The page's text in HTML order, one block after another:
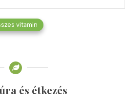
vitamin
és étkezés